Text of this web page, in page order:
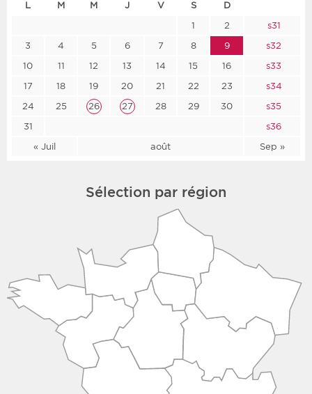
L M M J V S D
« Juil août Sep »
1 2
s31
3
4 5 6 7 8 9
s32
10
11 12 13 14 15 16
s33
17
18 19 20 21 22 23
s34
24
25 26 27 28 29 30
s35
31
s36
Sélection par région